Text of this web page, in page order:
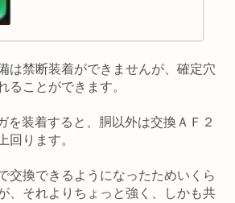
は禁断装着ができませんが、確定穴
ることができます。
を装着すると、胴以外は交換ＡＦ２
回ります。
交換できるようになったためいくら
、それよりちょっと強く、しかも共